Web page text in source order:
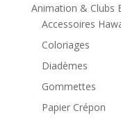
Animation & Clubs
Accessoires
Coloriages
Diadèmes
Gommettes
Papier Crépon